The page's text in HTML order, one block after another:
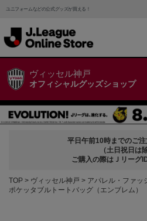
ユニフォームなどの公式グッズが買える！
ヴィッセル神戸
オフィシャルグッズショップ
平日午前10時までのご注
（土日祝日は
ご購入の際はＪリーグ
TOP ヴィッセル神戸 アパレル・ファッ
ポケッタブルトートバッグ（エンブレム）